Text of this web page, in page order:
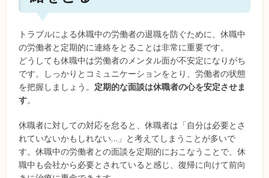
トラブルによる休職中の労働者の退職を防ぐために、休職中
の労働者と定期的に連絡をとることは非常に重要です。
どうしても休職中は労働者のメンタル面が不安定になりがち
です。しっかりとコミュニケーションをとり、労働者の状態
を把握しましょう。 定期的な面談は休職者の心を安定させま
す。
休職者に対しての対応を怠ると、休職者は「自分は必要とさ
れていないかもしれない…」と考えてしまうことが多いで
す。休職中の労働者との面談を定期的におこなうことで、休
職中も会社から必要とされていると感じ、復帰に向けて前向